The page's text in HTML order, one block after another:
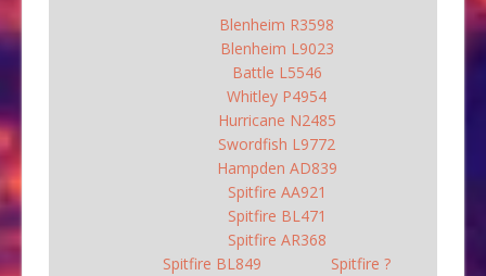
Blenheim R3598
Blenheim L9023
Battle L5546
Whitley P4954
Hurricane N2485
Swordfish L9772
Hampden AD839
Spitfire AA921
Spitfire BL471
Spitfire AR368
Spitfire BL849
Spitfire ?